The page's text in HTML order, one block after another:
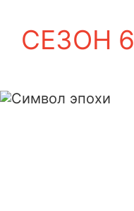
СЕЗОН 6
Символ эпохи